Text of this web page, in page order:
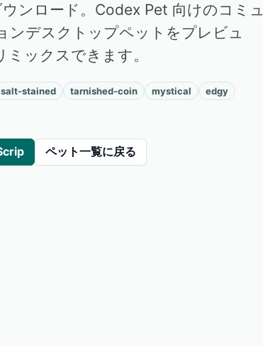
ンロード。Codex Pet 向けのコミュ
ンデスクトップペットをプレビュ
ックスできます。
salt-stained tarnished-coin mystical
edgy
ペット一覧に戻る